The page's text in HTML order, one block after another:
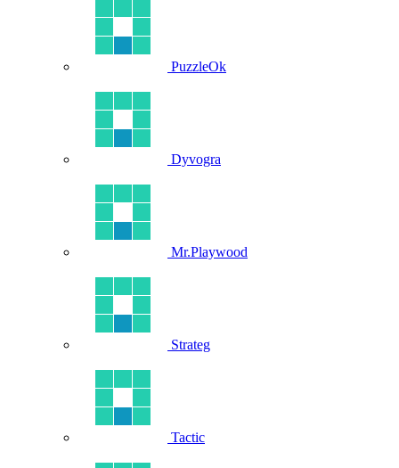
PuzzleOk
Dyvogra
Mr.Playwood
Strateg
Tactic